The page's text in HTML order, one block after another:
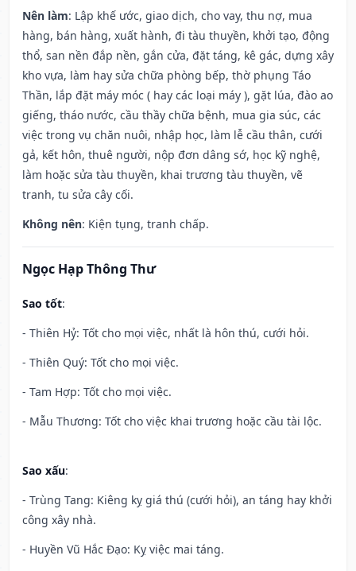
Nên làm: Lập khế ước, giao dịch, cho vay, thu nợ, mua
hàng, bán hàng, xuất hành, đi tàu thuyền, khởi tạo, động
thổ, san nền đắp nền, gắn cửa, đặt táng, kê gác, dựng xây
kho vựa, làm hay sửa chữa phòng bếp, thờ phụng Táo
Thần, lắp đặt máy móc ( hay các loại máy ), gặt lúa, đào ao
giếng, tháo nước, cầu thầy chữa bệnh, mua gia súc, các
việc trong vụ chăn nuôi, nhập học, làm lễ cầu thân, cưới
gả, kết hôn, thuê người, nộp đơn dâng sớ, học kỹ nghệ,
làm hoặc sửa tàu thuyền, khai trương tàu thuyền, vẽ
tranh, tu sửa cây cối.
Không nên: Kiện tụng, tranh chấp.
Ngọc Hạp Thông Thư
Sao tốt:
- Thiên Hỷ: Tốt cho mọi việc, nhất là hôn thú, cưới hỏi.
- Thiên Quý: Tốt cho mọi việc.
- Tam Hợp: Tốt cho mọi việc.
- Mẫu Thương: Tốt cho việc khai trương hoặc cầu tài lộc.
Sao xấu:
- Trùng Tang: Kiêng kỵ giá thú (cưới hỏi), an táng hay khởi
công xây nhà.
- Huyền Vũ Hắc Đạo: Kỵ việc mai táng.